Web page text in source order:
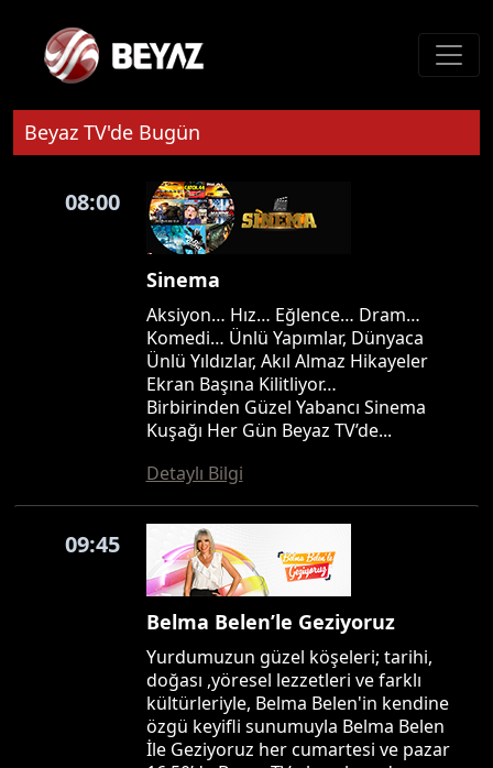
Beyaz TV'de Bugün
08:00
Sinema
Aksiyon… Hız… Eğlence… Dram…
Komedi… Ünlü Yapımlar, Dünyaca
Ünlü Yıldızlar, Akıl Almaz Hikayeler
Ekran Başına Kilitliyor…
Birbirinden Güzel Yabancı Sinema
Kuşağı Her Gün Beyaz TV’de...
Detaylı Bilgi
09:45
Belma Belen’le Geziyoruz
Yurdumuzun güzel köşeleri; tarihi,
doğası ,yöresel lezzetleri ve farklı
kültürleriyle, Belma Belen'in kendine
özgü keyifli sunumuyla Belma Belen
İle Geziyoruz her cumartesi ve pazar